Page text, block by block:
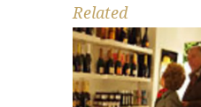
Related